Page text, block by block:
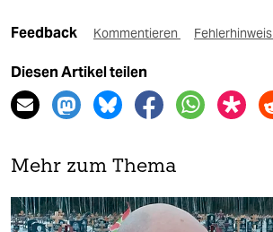
Feedback Kommentieren Fehlerhinweis
Diesen Artikel teilen
Mehr zum Thema